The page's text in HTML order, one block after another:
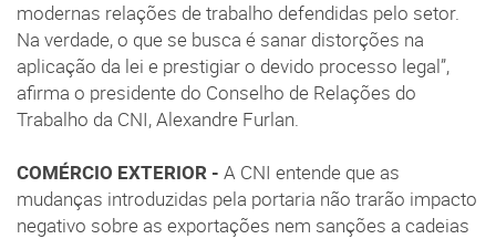
modernas relações de trabalho defendidas pelo setor.
Na verdade, o que se busca é sanar distorções na
aplicação da lei e prestigiar o devido processo legal”,
afirma o presidente do Conselho de Relações do
Trabalho da CNI, Alexandre Furlan.
COMÉRCIO EXTERIOR - A CNI entende que as
mudanças introduzidas pela portaria não trarão impacto
negativo sobre as exportações nem sanções a cadeias